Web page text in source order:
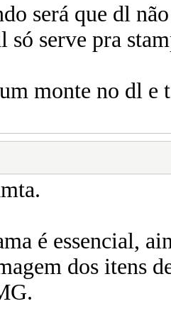
será que dl
só serve pra
monte no dl e
é essencial,
dos itens